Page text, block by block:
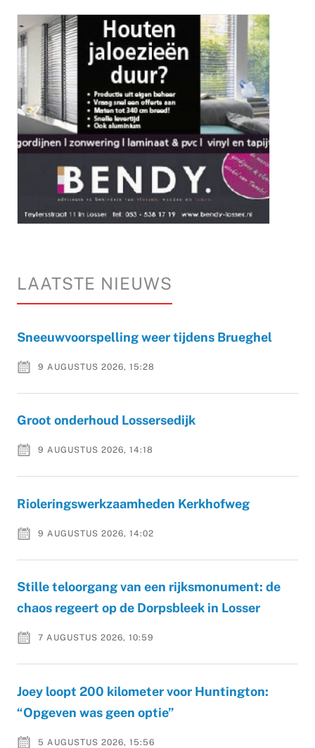
LAATSTE NIEUWS
Sneeuwvoorspelling weer tijdens Brueghel
9 AUGUSTUS 2026, 15:28
Groot onderhoud Lossersedijk
9 AUGUSTUS 2026, 14:18
Rioleringswerkzaamheden Kerkhofweg
9 AUGUSTUS 2026, 14:02
Stille teloorgang van een rijksmonument: de
chaos regeert op de Dorpsbleek in Losser
7 AUGUSTUS 2026, 10:59
Joey loopt 200 kilometer voor Huntington:
“Opgeven was geen optie”
5 AUGUSTUS 2026, 15:56